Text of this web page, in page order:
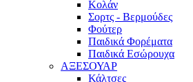
Κολάν
Σορτς - Βερμούδες
Φούτερ
Παιδικά Φορέματα
Παιδικά Εσώρουχα
ΑΞΕΣΟΥΑΡ
Κάλτσες